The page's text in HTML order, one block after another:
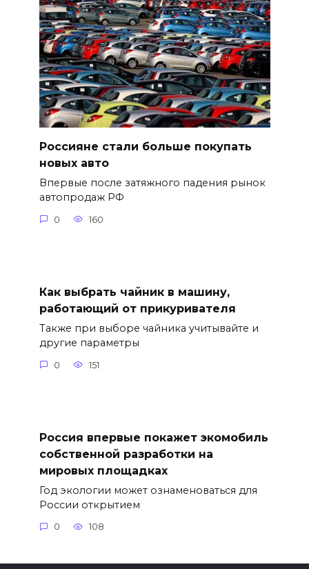
Россияне стали больше покупать
новых авто
Впервые после затяжного падения рынок
автопродаж РФ
0 160
Как выбрать чайник в машину,
работающий от прикуривателя
Также при выборе чайника учитывайте и
другие параметры
0 151
Россия впервые покажет экомобиль
собственной разработки на
мировых площадках
Год экологии может ознаменоваться для
России открытием
0 108